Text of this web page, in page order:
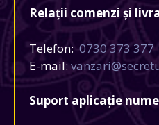
Relații comenzi și
Telefon:0730 373 377
E-mail:
Suport aplicație